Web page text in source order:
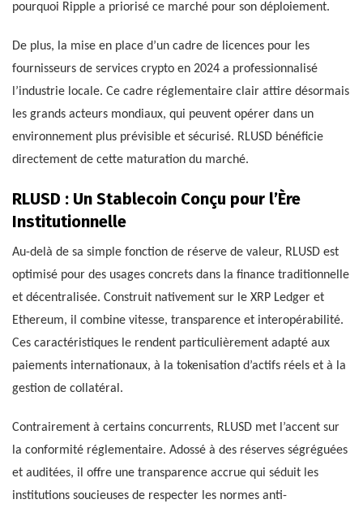
pourquoi Ripple a priorisé ce marché pour son déploiement.
De plus, la mise en place d’un cadre de licences pour les
fournisseurs de services crypto en 2024 a professionnalisé
l’industrie locale. Ce cadre réglementaire clair attire désormais
les grands acteurs mondiaux, qui peuvent opérer dans un
environnement plus prévisible et sécurisé. RLUSD bénéficie
directement de cette maturation du marché.
RLUSD : Un Stablecoin Conçu pour l’Ère
Institutionnelle
Au-delà de sa simple fonction de réserve de valeur, RLUSD est
optimisé pour des usages concrets dans la finance traditionnelle
et décentralisée. Construit nativement sur le XRP Ledger et
Ethereum, il combine vitesse, transparence et interopérabilité.
Ces caractéristiques le rendent particulièrement adapté aux
paiements internationaux, à la tokenisation d’actifs réels et à la
gestion de collatéral.
Contrairement à certains concurrents, RLUSD met l’accent sur
la conformité réglementaire. Adossé à des réserves ségréguées
et auditées, il offre une transparence accrue qui séduit les
institutions soucieuses de respecter les normes anti-